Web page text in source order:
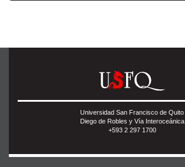
Universidad San Francisco de Quito
Diego de Robles y Vía Interoceánica
+593 2 297 1700